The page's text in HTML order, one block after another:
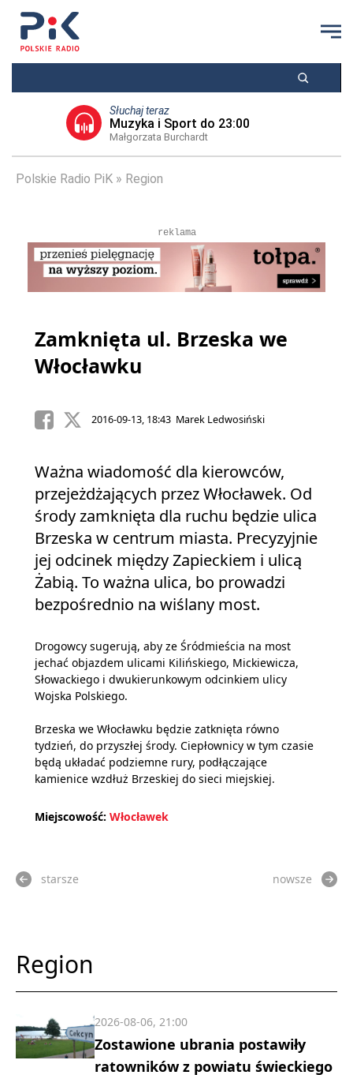
Słuchaj teraz
Muzyka i Sport do 23:00
Małgorzata Burchardt
Polskie Radio PiK Region
reklama
Zamknięta ul. Brzeska we
Włocławku
2016-09-13, 18:43 Marek Ledwosiński
Ważna wiadomość dla kierowców,
przejeżdżających przez Włocławek. Od
środy zamknięta dla ruchu będzie ulica
Brzeska w centrum miasta. Precyzyjnie
jej odcinek między Zapieckiem i ulicą
Żabią. To ważna ulica, bo prowadzi
bezpośrednio na wiślany most.
Drogowcy sugerują, aby ze Śródmieścia na most
jechać objazdem ulicami Kilińskiego, Mickiewicza,
Słowackiego i dwukierunkowym odcinkiem ulicy
Wojska Polskiego.
Brzeska we Włocławku będzie zatknięta równo
tydzień, do przyszłej środy. Ciepłownicy w tym czasie
będą układać podziemne rury, podłączające
kamienice wzdłuż Brzeskiej do sieci miejskiej.
Miejscowość: Włocławek
starsze nowsze
Region
Zostawione ubrania postawiły
ratowników z powiatu świeckiego
2026-08-06, 21:00